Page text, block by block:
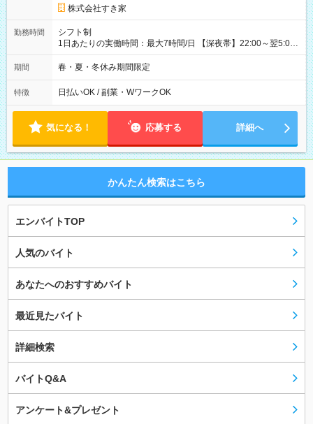
株式会社すき家
勤務時間
シフト制
1日あたりの実働時間：最大7時間/日 【深夜帯】22:00～翌5:00
週2日～・1日2h～OK◎ ※22:00から翌5:00までは18歳以上の方
のみ勤務可能です（18歳未満の深夜業務禁止のため） ★深夜で
す。 必ず、2名以上での勤務を行いますので、安心して働けま
す。
期間 春・夏・冬休み期間限定
特徴 日払いOK / 副業・WワークOK
気になる！ 応募する 詳細へ
かんたん検索はこちら
エンバイトTOP
人気のバイト
あなたへのおすすめバイト
最近見たバイト
詳細検索
バイトQ&A
アンケート&プレゼント